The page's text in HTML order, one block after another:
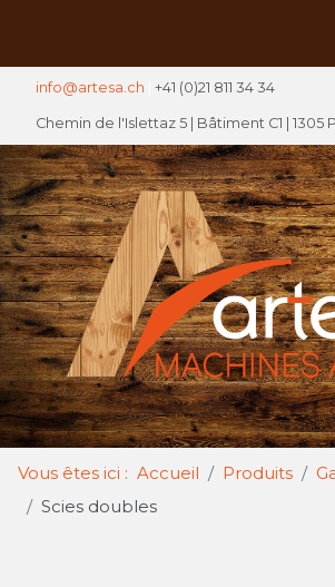
info@artesa.ch +41 (0)21 811 34 34
Chemin de l'Islettaz 5 | Bâtiment C1 | 1305
Vous êtes ici : Accueil Produits
Scies doubles